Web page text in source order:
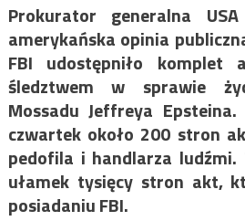
Prokurator generalna
amerykańska opinia
FBI udostępniło komplet
śledztwem w sprawie
Mossadu Jeffreya
czwartek około 200 stron
pedofila i handlarza ludźmi.
ułamek tysięcy stron akt,
posiadaniu FBI.